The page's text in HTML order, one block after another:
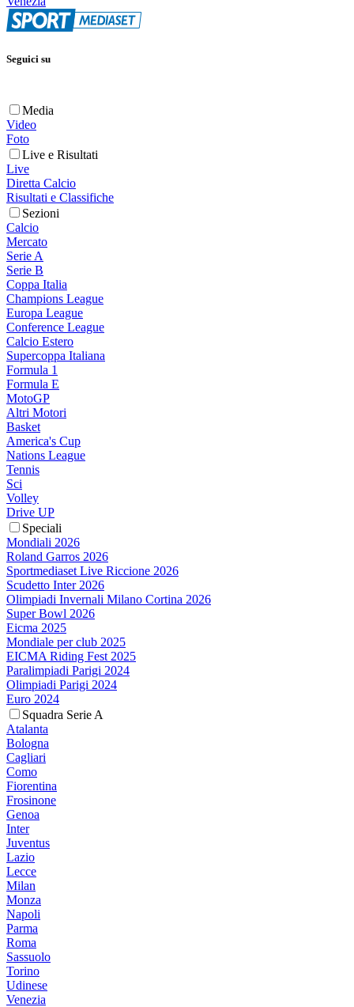
Seguici su
Media
Video
Foto
Live e Risultati
Live
Diretta Calcio
Risultati e Classifiche
Sezioni
Calcio
Mercato
Serie A
Serie B
Coppa Italia
Champions League
Europa League
Conference League
Calcio Estero
Supercoppa Italiana
Formula 1
Formula E
MotoGP
Altri Motori
Basket
America's Cup
Nations League
Tennis
Sci
Volley
Drive UP
Speciali
Mondiali 2026
Roland Garros 2026
Sportmediaset Live Riccione 2026
Scudetto Inter 2026
Olimpiadi Invernali Milano Cortina 2026
Super Bowl 2026
Eicma 2025
Mondiale per club 2025
EICMA Riding Fest 2025
Paralimpiadi Parigi 2024
Olimpiadi Parigi 2024
Euro 2024
Squadra Serie A
Atalanta
Bologna
Cagliari
Como
Fiorentina
Frosinone
Genoa
Inter
Juventus
Lazio
Lecce
Milan
Monza
Napoli
Parma
Roma
Sassuolo
Torino
Udinese
Venezia